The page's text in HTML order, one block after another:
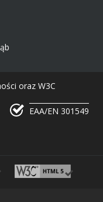
oraz W3C
EAA/EN 301549